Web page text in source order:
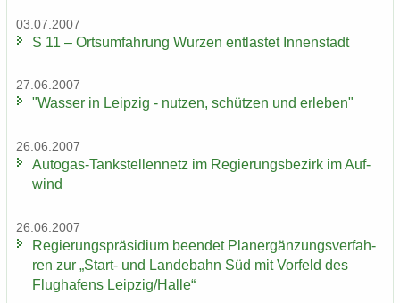
03.07.2007
S 11 – Orts­um­fah­rung Wur­zen ent­las­tet In­nen­stadt
27.06.2007
"Was­ser in Leip­zig - nut­zen, schüt­zen und er­le­ben"
26.06.2007
Autogas-​Tankstellennetz im Re­gie­rungs­be­zirk im Auf­
wind
26.06.2007
Re­gie­rungs­prä­si­di­um be­en­det Planer­gän­zungs­ver­fah­
ren zur „Start-​ und Lan­de­bahn Süd mit Vor­feld des
Flug­ha­fens Leip­zig/Halle“